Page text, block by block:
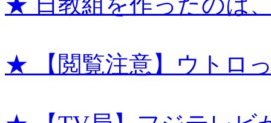
★ 【閲覧注意】ウトロ